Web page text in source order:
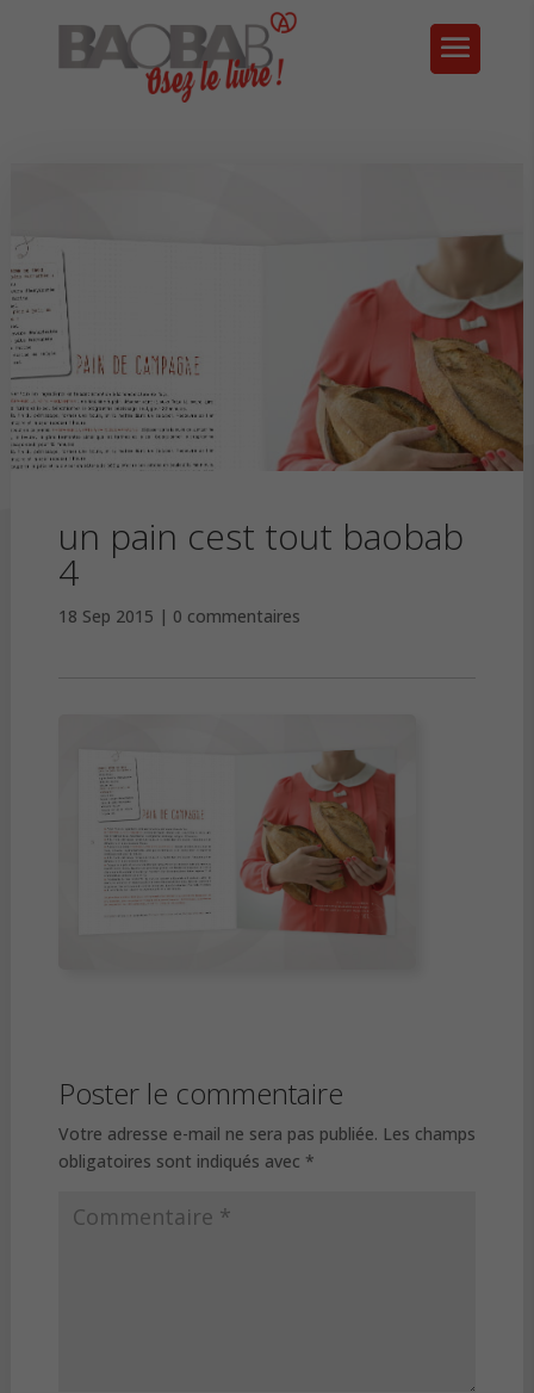
un pain cest tout baobab
4
18 Sep 2015 0 commentaires
Poster le commentaire
Votre adresse e-mail ne sera pas publiée. Les champs
obligatoires sont indiqués avec *